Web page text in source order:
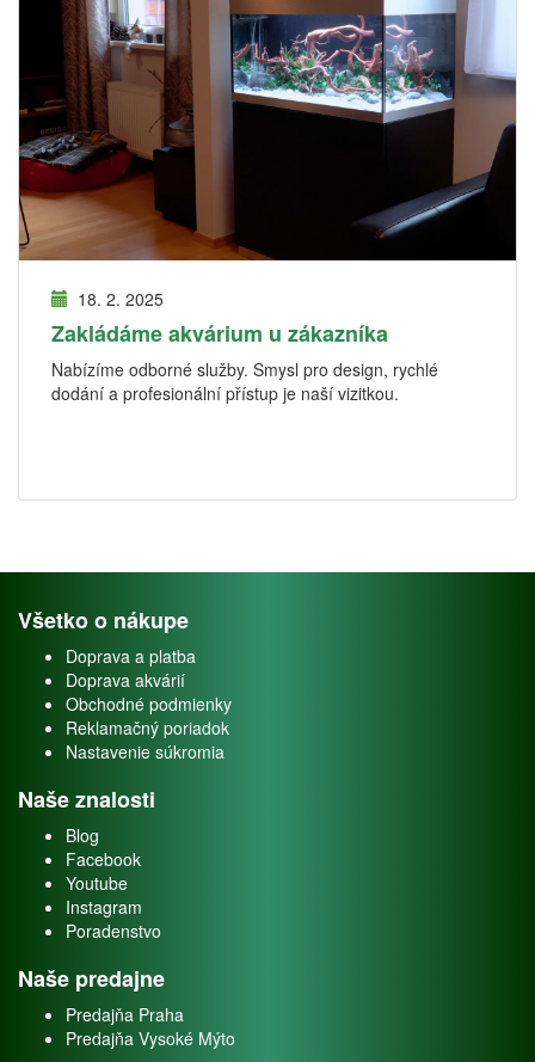
18. 2. 2025
Zakládáme akvárium u zákazníka
Nabízíme odborné služby. Smysl pro design, rychlé
dodání a profesionální přístup je naší vizitkou.
Všetko o nákupe
Doprava a platba
Doprava akvárií
Obchodné podmienky
Reklamačný poriadok
Nastavenie súkromia
Naše znalosti
Blog
Facebook
Youtube
Instagram
Poradenstvo
Naše predajne
Predajňa Praha
Predajňa Vysoké Mýto